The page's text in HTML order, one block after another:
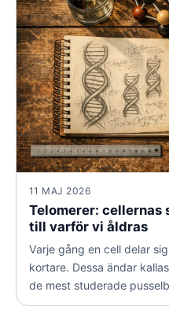
11 MAJ 2026
Telomerer: cellernas
till varför vi åldras
Varje gång en cell delar
kortare. Dessa ändar
de mest studerade
förklarar vi vad telomerer